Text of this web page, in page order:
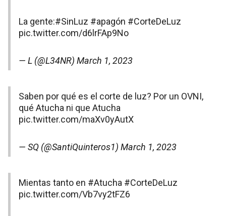
La gente:#SinLuz #apagón #CorteDeLuz
pic.twitter.com/d6lrFAp9No
— L (@L34NR) March 1, 2023
Saben por qué es el corte de luz? Por un OVNI,
qué Atucha ni que Atucha
pic.twitter.com/maXv0yAutX
— SQ (@SantiQuinteros1) March 1, 2023
Mientas tanto en #Atucha #CorteDeLuz
pic.twitter.com/Vb7vy2tFZ6